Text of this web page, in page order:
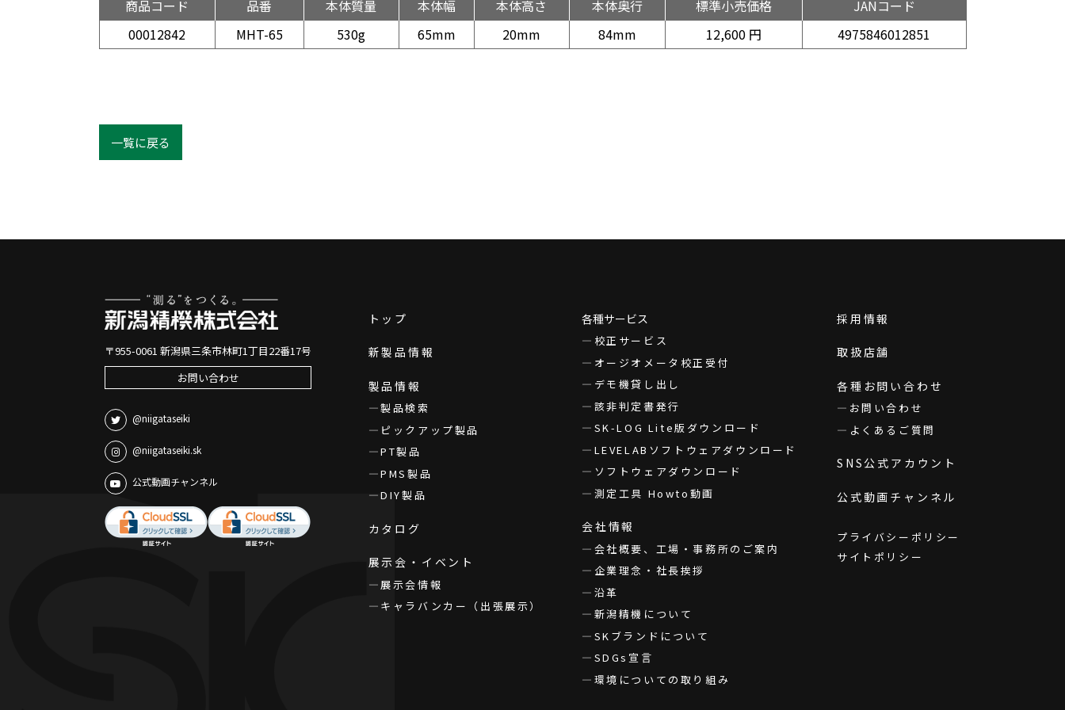
商品コード 品番 本体質量 本体幅 本体高さ 本体奥行 標準小売価格
JANコード
00012842
MHT-65 530g 65mm 20mm 84mm 12,600 円 4975846012851
一覧に戻る
〒955-0061 新潟県三条市林町1丁目22番17号
お問い合わせ
@niigataseiki
@niigataseiki.sk
公式動画チャンネル
トップ
新製品情報
製品情報
製品検索
ピックアップ製品
PT製品
PMS製品
DIY製品
カタログ
展示会・イベント
展示会情報
キャラバンカー（出張展示）
各種サービス
校正サービス
オージオメータ校正受付
デモ機貸し出し
該非判定書発行
SK-LOG Lite版ダウンロード
LEVELABソフトウェアダウンロード
ソフトウェアダウンロード
測定工具 Howto動画
会社情報
会社概要、工場・事務所のご案内
企業理念・社長挨拶
沿革
新潟精機について
SKブランドについて
SDGs宣言
環境についての取り組み
採用情報
取扱店舗
各種お問い合わせ
お問い合わせ
よくあるご質問
SNS公式アカウント
公式動画チャンネル
プライバシーポリシー
サイトポリシー